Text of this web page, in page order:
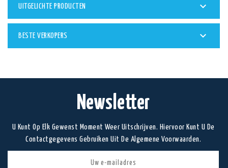
UITGELICHTE PRODUCTEN 
BESTE VERKOPERS 
Newsletter
U Kunt Op Elk Gewenst Moment Weer Uitschrijven. Hiervoor Kunt U De
Contactgegevens Gebruiken Uit De Algemene Voorwaarden.